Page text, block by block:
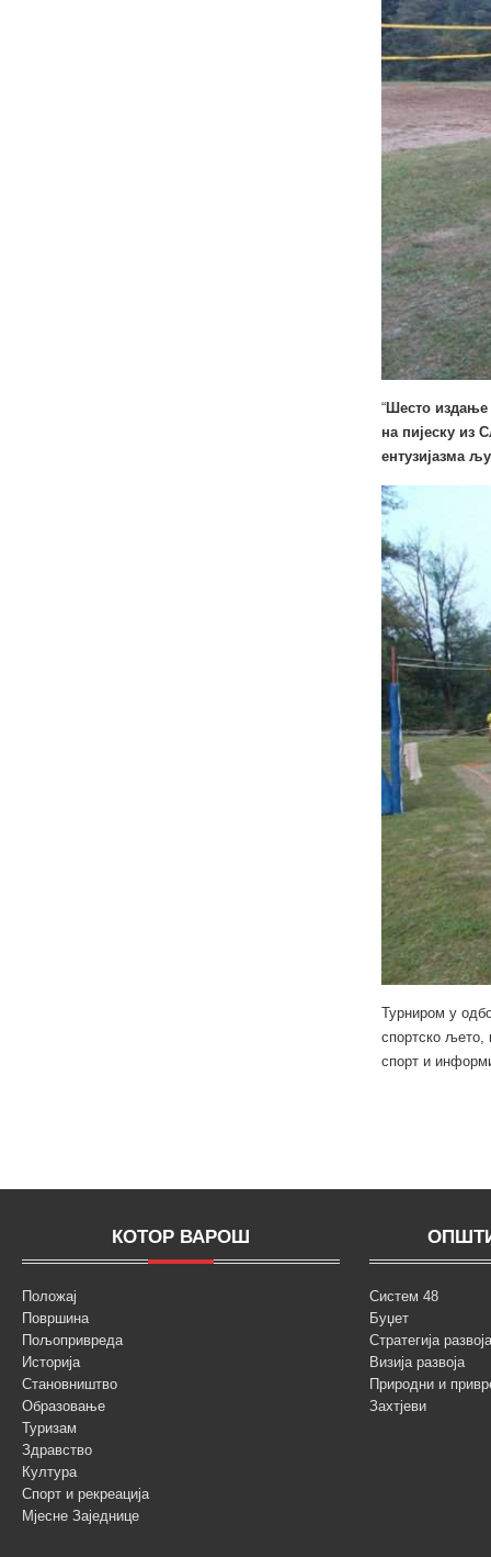
“Шесто издање
на пијеску из
ентузијазма
Турниром у
спортско љето,
спорт и
КОТОР ВАРОШ
Положај
Површина
Пољопривреда
Историја
Становништво
Образовање
Туризам
Здравство
Култура
Спорт и рекреација
Мјесне Заједнице
Систем 48
Буџет
Стратегија
Визија развоја
Природни и
Захтјеви